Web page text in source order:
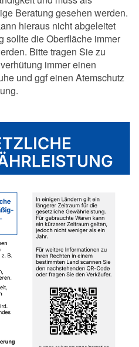
Beratung gesehen werden.
hieraus nicht abgeleitet
sollte die Oberfläche immer
Bitte tragen Sie zu
immer einen
und ggf einen Atemschutz